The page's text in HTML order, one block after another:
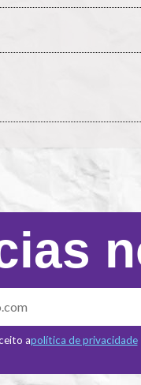
apolítica de privacidade